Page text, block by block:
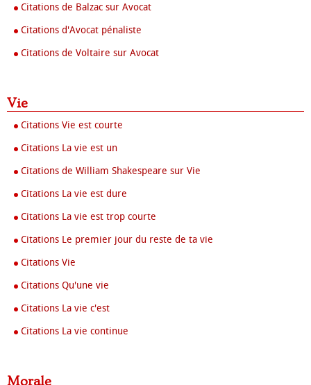
Citations de Balzac sur Avocat
Citations d'Avocat pénaliste
Citations de Voltaire sur Avocat
Vie
Citations Vie est courte
Citations La vie est un
Citations de William Shakespeare sur Vie
Citations La vie est dure
Citations La vie est trop courte
Citations Le premier jour du reste de ta vie
Citations Vie
Citations Qu'une vie
Citations La vie c'est
Citations La vie continue
Morale